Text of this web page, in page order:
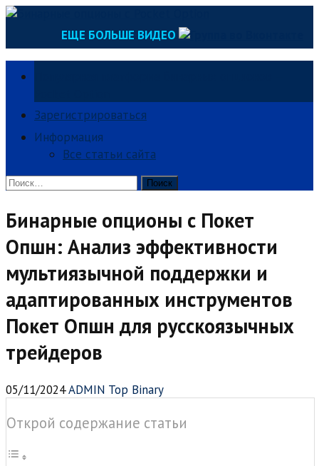
Skip
ЕЩЕ БОЛЬШЕ ВИДЕО
Зарегистрироваться
Информация
Все статьи сайта
Найти:
Бинарные опционы с Покет
Опшн: Анализ эффективности
мультиязычной поддержки и
адаптированных инструментов
Покет Опшн для русскоязычных
трейдеров
05/11/2024ADMIN Top Binary
Открой содержание статьи